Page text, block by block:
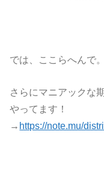
では、ここらへんで。
さらにマニアックな
やってます！
→ https://note.mu/